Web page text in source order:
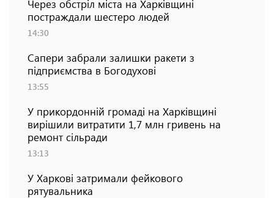
Через обстріл міста на Харківщині
постраждали шестеро людей
14:30
Сапери забрали залишки ракети з
підприємства в Богодухові
13:55
У прикордонній громаді на Харківщині
вирішили витратити 1,7 млн гривень на
ремонт сільради
13:13
У Харкові затримали фейкового
рятувальника